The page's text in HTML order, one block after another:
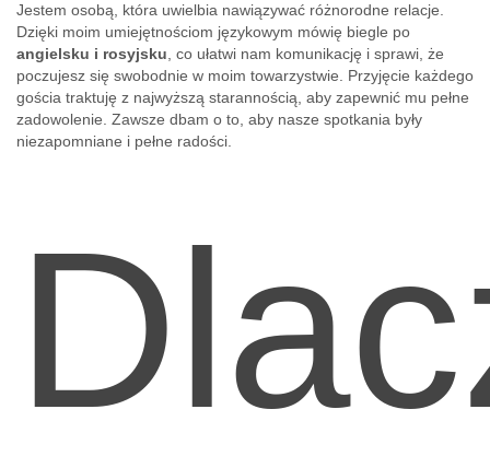
Jestem osobą, która uwielbia nawiązywać różnorodne relacje.
Dzięki moim umiejętnościom językowym mówię biegle po
angielsku i rosyjsku, co ułatwi nam komunikację i sprawi, że
poczujesz się swobodnie w moim towarzystwie. Przyjęcie każdego
gościa traktuję z najwyższą starannością, aby zapewnić mu pełne
zadowolenie. Zawsze dbam o to, aby nasze spotkania były
niezapomniane i pełne radości.